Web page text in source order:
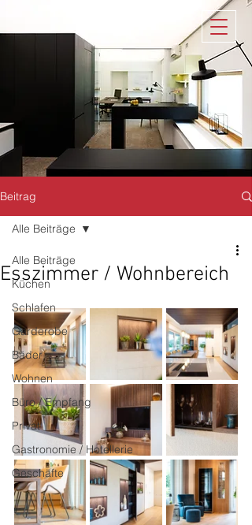
Beitrag
Alle Beiträge
Küchen
Schlafen
Garderobe
Bäder
Wohnen
Büro / Empfang
Privat
Gastronomie / Hotellerie
Geschäfte
Alle Beiträge
Esszimmer / Wohnbereich